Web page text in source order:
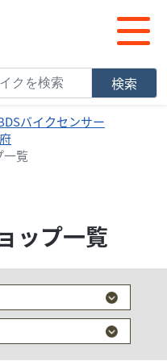
検索
バイクセンサー
一覧
ップ一覧